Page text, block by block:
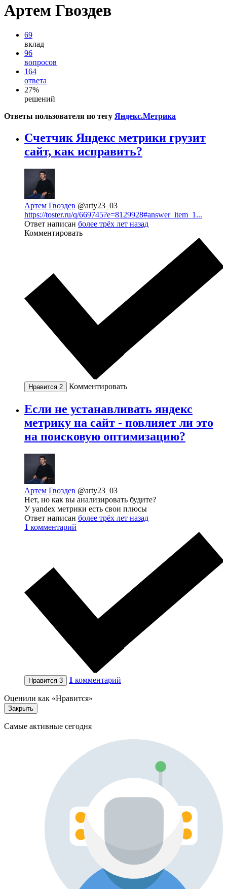
Артем Гвоздев
69
вклад
96
вопросов
164
ответа
27%
решений
Ответы пользователя по тегу Яндекс.Метрика
Счетчик Яндекс метрики грузит
сайт, как исправить?
Артем Гвоздев @arty23_03
https://toster.ru/q/669745?e=8129928#answer_item_1...
Ответ написан более трёх лет назад
Комментировать
Нравится 2 Комментировать
Если не устанавливать яндекс
метрику на сайт - повлияет ли это
на поисковую оптимизацию?
Артем Гвоздев @arty23_03
Нет, но как вы анализировать будите?
У yandex метрики есть свои плюсы
Ответ написан более трёх лет назад
1 комментарий
Нравится 3 1 комментарий
Оценили как «Нравится»
Закрыть
Самые активные сегодня